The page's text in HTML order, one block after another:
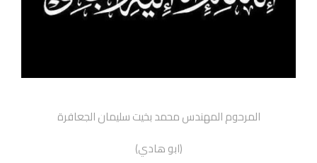
المرحوم المهندس محمد بخيت سليمان الجعافرة
(ابو هادي)